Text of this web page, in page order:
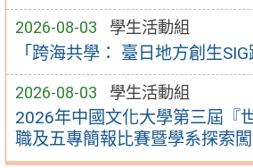
2026-08-03 學生活動組
「跨海共學： 臺日地方創生
2026-08-03 學生活動組
2026年中國文化大學第三屆『
職及五專簡報比賽暨學系探索